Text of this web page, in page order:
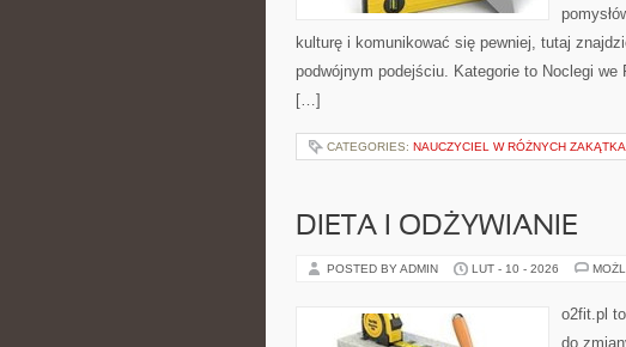
kulturę i komunikować się pewniej, tutaj
podwójnym podejściu. Kategorie to Noclegi
[…]
CATEGORIES: NAUCZYCIEL W RÓŻNYCH
DIETA I ODŻYWIANIE
POSTED BY ADMIN LUT - 10 - 2026
o2fit.pl
do